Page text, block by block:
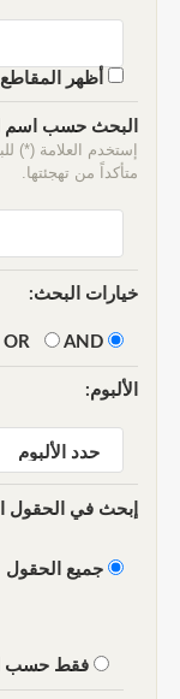
أظهر
البحث حسب اسم
إستخدم العلامة
متأكداً من تهجئتها.
خيارات البحث:
AND
الألبوم:
إبحث في الحقول
جميع الحقول
فقط حسب